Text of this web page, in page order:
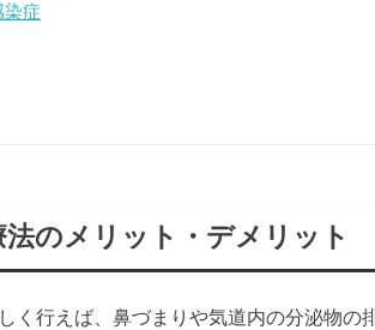
染症
のメリット・デメリット
く行えば、鼻づまりや気道内の分泌物の